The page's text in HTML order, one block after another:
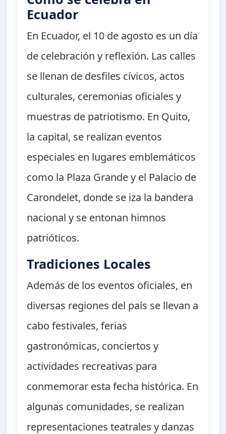
Ecuador
En Ecuador, el 10 de agosto es un día
de celebración y reflexión. Las calles
se llenan de desfiles cívicos, actos
culturales, ceremonias oficiales y
muestras de patriotismo. En Quito,
la capital, se realizan eventos
especiales en lugares emblemáticos
como la Plaza Grande y el Palacio de
Carondelet, donde se iza la bandera
nacional y se entonan himnos
patrióticos.
Tradiciones Locales
Además de los eventos oficiales, en
diversas regiones del país se llevan a
cabo festivales, ferias
gastronómicas, conciertos y
actividades recreativas para
conmemorar esta fecha histórica. En
algunas comunidades, se realizan
representaciones teatrales y danzas